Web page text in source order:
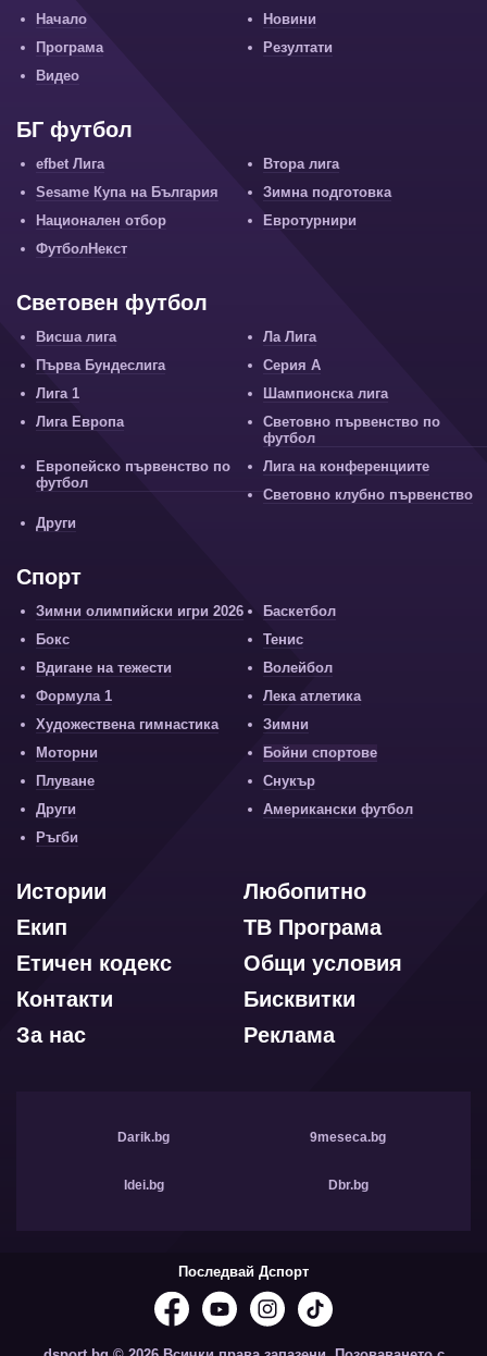
Начало
Новини
Програма
Резултати
Видео
БГ футбол
efbet Лига
Втора лига
Sesame Купа на България
Зимна подготовка
Национален отбор
Евротурнири
ФутболНекст
Световен футбол
Висша лига
Ла Лига
Първа Бундеслига
Серия А
Лига 1
Шампионска лига
Лига Европа
Световно първенство по
футбол
Европейско първенство по
футбол
Лига на конференциите
Световно клубно първенство
Други
Спорт
Зимни олимпийски игри 2026
Баскетбол
Бокс
Тенис
Вдигане на тежести
Волейбол
Формула 1
Лека атлетика
Художествена гимнастика
Зимни
Моторни
Бойни спортове
Плуване
Снукър
Други
Американски футбол
Ръгби
Любопитно
Истории
ТВ Програма
Екип
Общи условия
Етичен кодекс
Бисквитки
Контакти
Реклама
За нас
Darik.bg 9meseca.bg
Idei.bg Dbr.bg
Последвай Дспорт